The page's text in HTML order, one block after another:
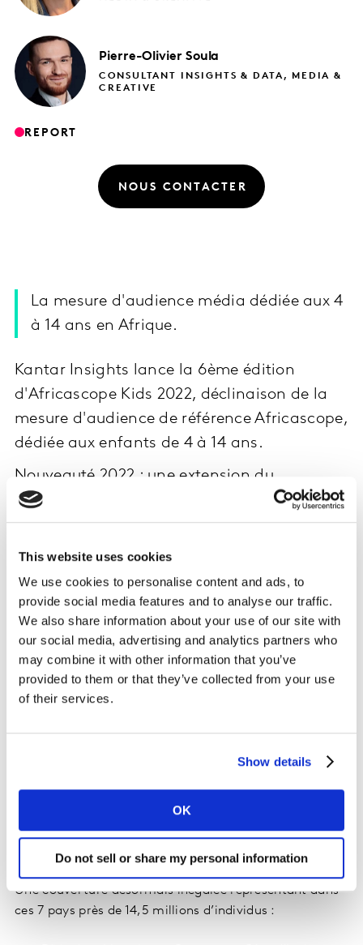
This website uses cookies
We use cookies to personalise content and ads, to
provide social media features and to analyse our traffic.
We also share information about your use of our site with
our social media, advertising and analytics partners who
may combine it with other information that you’ve
provided to them or that they’ve collected from your use
of their services.
Show details
OK
Do not sell or share my personal information
Pierre-Olivier Soula
CONSULTANT INSIGHTS & DATA, MEDIA &
CREATIVE
REPORT
NOUS CONTACTER
La mesure d'audience média dédiée aux 4
à 14 ans en Afrique.
Kantar Insights lance la 6ème édition
d'Africascope Kids 2022, déclinaison de la
mesure d'audience de référence Africascope,
dédiée aux enfants de 4 à 14 ans.
Nouveauté 2022 : une extension du
périmètre géographique de l’étude au
Maghreb.
Cette étude permet de comprendre la consommation
média des enfants en Afrique pour alimenter vos
stratégies de croissance sur le continent sur cette cible
:
Quelle consommation média des enfants d'Afrique
francophone ?
Quel temps accordent-t-ils aux chaines jeunesse et
Qu'attendent les parents en termes de
programmation des chaines jeunesse ?
Quel est l'accès des enfants à Internet et quelles
sont les activités réalisées en ligne ?
Une couverture désormais inégalée représentant dans
ces 7 pays près de 14,5 millions d’individus :